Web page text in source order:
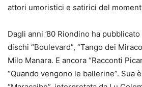
attori umoristici e satirici del
Dagli anni ’80 Riondino ha
dischi “Boulevard”, “Tango dei
Milo Manara. E ancora “Racconti
“Quando vengono le ballerine”. Sua